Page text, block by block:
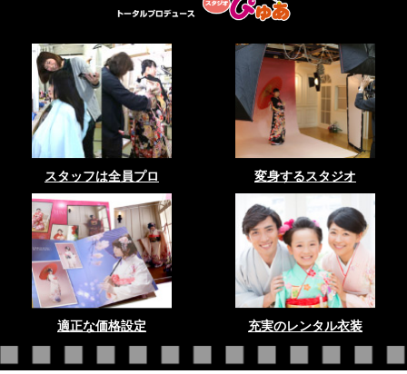
スタッフは全員プロ 変身するスタジオ
適正な価格設定 充実のレンタル衣装